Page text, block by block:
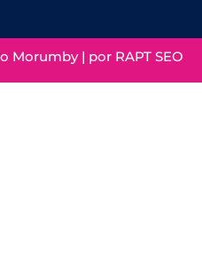
Morumby | por RAPT SEO